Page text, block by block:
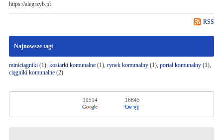
https://alegrzyb.pl
RSS
Najnowsze tagi
miniciągniki(1), kosiarki komunalne(1), rynek komunalny(1), portal komunalny(1),
ciągniki komunalne(2)
30514 16845